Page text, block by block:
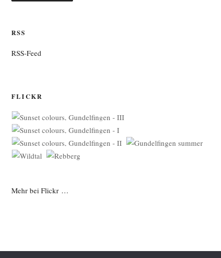
RSS
RSS-Feed
FLICKR
Mehr bei Flickr …